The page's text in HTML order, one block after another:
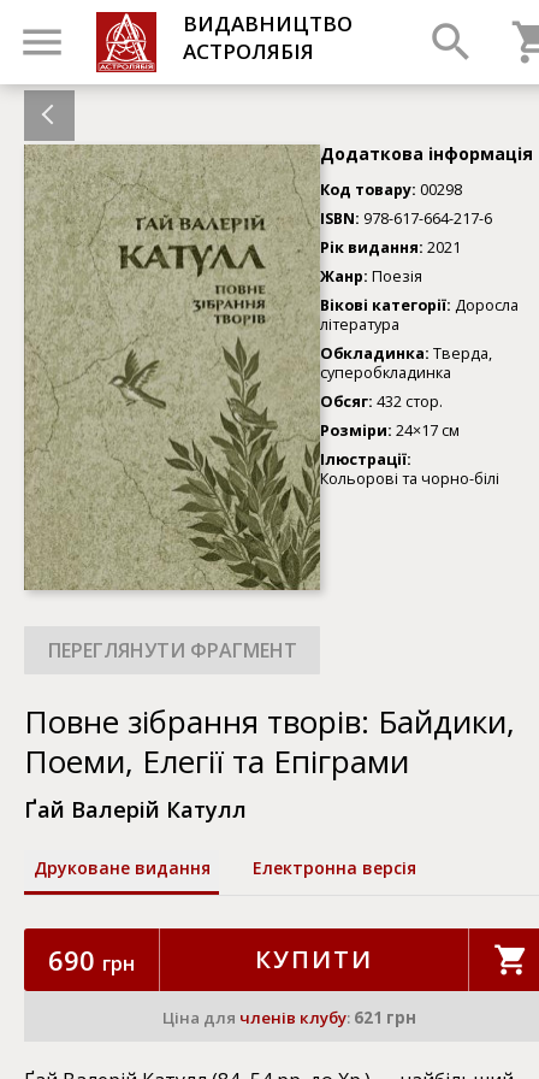
ВИДАВНИЦТВО
АСТРОЛЯБІЯ
Додаткова інформація
Код товару: 00298
ISBN: 978-617-664-217-6
Рік видання: 2021
Жанр: Поезія
Вікові категорії: Доросла
література
Обкладинка: Тверда,
суперобкладинка
Обсяг: 432 стор.
Розміри: 24×17 см
Ілюстрації:
Кольорові та чорно-білі
Повне зібрання творів: Байдики,
Поеми, Елегії та Епіграми
Ґай Валерій Катулл
Друковане видання
690 грн КУПИТИ
Ціна для членів клубу: 621 грн
Електронна версія